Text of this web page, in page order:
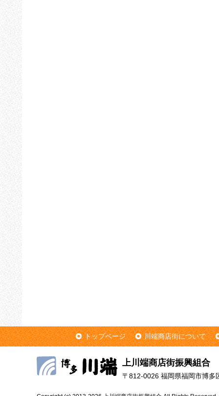
トップページ 川端商店街について
上川端商店街振興組合
〒812-0026 福岡県福岡市博